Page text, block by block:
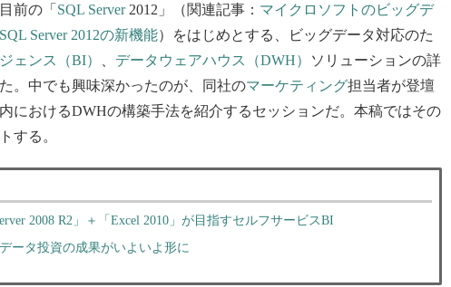
前の「 SQL Server2012」（関連記事： マイクロソフトのビッグデ
Server 2012の新機能）をはじめとする、ビッグデータ対応のた
ェンス（BI） データウェアハウス（DWH）
ソリューションの詳
。中でも興味深かったのが、同社のマーケティング担当者が登壇
におけるDWHの構築手法を紹介するセッションだ。本稿ではその
する。
2008 R2」＋「Excel 2010」が目指すセルフサービスBI
ータ投資の成果がいよいよ形に